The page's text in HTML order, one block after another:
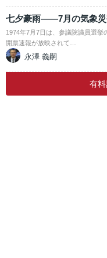
七夕豪雨――7月の気象
1974年7月7日は、参議院議員選
開票速報が放映されて…
永澤 義嗣
有